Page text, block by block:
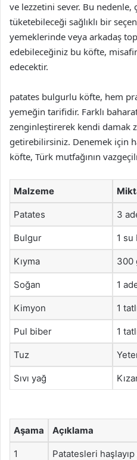
ve lezzetini sever. Bu nedenle,
tüketebileceği sağlıklı bir
yemeklerinde veya arkadaş
edebileceğiniz bu köfte,
edecektir.
patates bulgurlu köfte, hem
yemeğin tarifidir. Farklı
zenginleştirerek kendi damak
getirebilirsiniz. Denemek için
köfte, Türk mutfağının
Malzeme
Patates 3
Bulgur 1 su
Kıyma 300
Soğan 1
Kimyon 1
Pul biber 1
Tuz
Sıvı yağ
Aşama Açıklama
1 Patatesleri